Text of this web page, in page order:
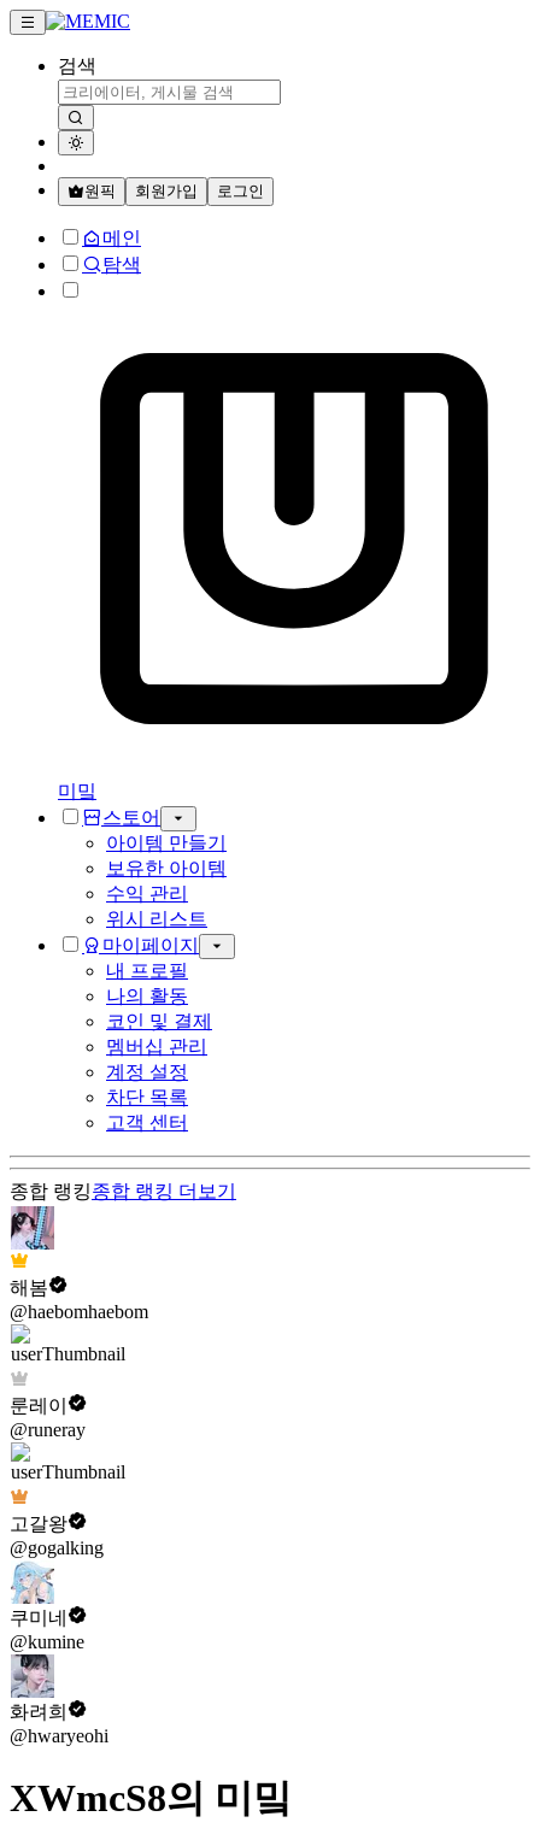
검색
원픽 회원가입 로그인
메인
탐색
미밐
스토어
아이템 만들기
보유한 아이템
수익 관리
위시 리스트
마이페이지
내 프로필
나의 활동
코인 및 결제
멤버십 관리
계정 설정
차단 목록
고객 센터
종합 랭킹종합 랭킹 더보기
해봄
@haebomhaebom
룬레이
@runeray
고갈왕
@gogalking
쿠미네
@kumine
화려희
@hwaryeohi
XWmcS8의 미밐